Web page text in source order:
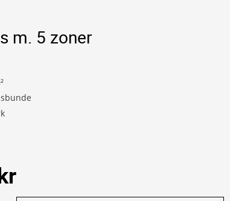
m. 5 zoner